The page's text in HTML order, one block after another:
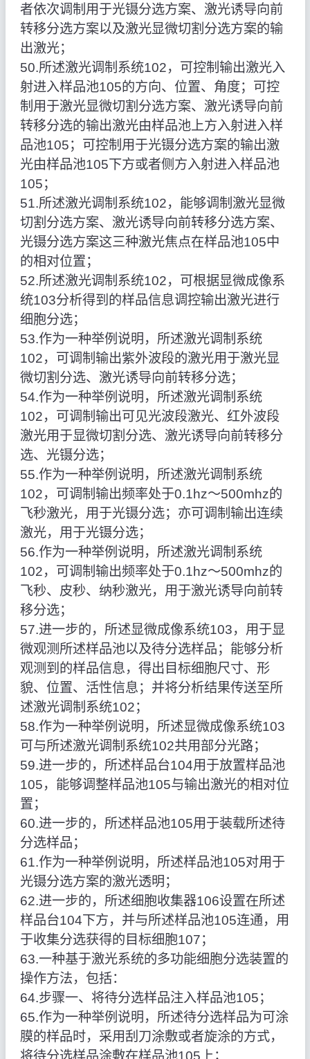
者依次调制用于光镊分选方案、激光诱导向前
转移分选方案以及激光显微切割分选方案的输
出激光；
50.所述激光调制系统102，可控制输出激光入
射进入样品池105的方向、位置、角度；可控
制用于激光显微切割分选方案、激光诱导向前
转移分选的输出激光由样品池上方入射进入样
品池105；可控制用于光镊分选方案的输出激
光由样品池105下方或者侧方入射进入样品池
105；
51.所述激光调制系统102，能够调制激光显微
切割分选方案、激光诱导向前转移分选方案、
光镊分选方案这三种激光焦点在样品池105中
的相对位置；
52.所述激光调制系统102，可根据显微成像系
统103分析得到的样品信息调控输出激光进行
细胞分选；
53.作为一种举例说明，所述激光调制系统
102，可调制输出紫外波段的激光用于激光显
微切割分选、激光诱导向前转移分选；
54.作为一种举例说明，所述激光调制系统
102，可调制输出可见光波段激光、红外波段
激光用于显微切割分选、激光诱导向前转移分
选、光镊分选；
55.作为一种举例说明，所述激光调制系统
102，可调制输出频率处于0.1hz～500mhz的
飞秒激光，用于光镊分选；亦可调制输出连续
激光，用于光镊分选；
56.作为一种举例说明，所述激光调制系统
102，可调制输出频率处于0.1hz～500mhz的
飞秒、皮秒、纳秒激光，用于激光诱导向前转
移分选；
57.进一步的，所述显微成像系统103，用于显
微观测所述样品池以及待分选样品；能够分析
观测到的样品信息，得出目标细胞尺寸、形
貌、位置、活性信息；并将分析结果传送至所
述激光调制系统102；
58.作为一种举例说明，所述显微成像系统103
可与所述激光调制系统102共用部分光路；
59.进一步的，所述样品台104用于放置样品池
105，能够调整样品池105与输出激光的相对位
置；
60.进一步的，所述样品池105用于装载所述待
分选样品；
61.作为一种举例说明，所述样品池105对用于
光镊分选方案的激光透明；
62.进一步的，所述细胞收集器106设置在所述
样品台104下方，并与所述样品池105连通，用
于收集分选获得的目标细胞107；
63.一种基于激光系统的多功能细胞分选装置的
操作方法，包括：
64.步骤一、将待分选样品注入样品池105；
65.作为一种举例说明，所述待分选样品为可涂
膜的样品时，采用刮刀涂敷或者旋涂的方式，
将待分选样品涂敷在样品池105上；